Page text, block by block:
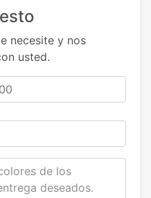
necesite y nos
usted.